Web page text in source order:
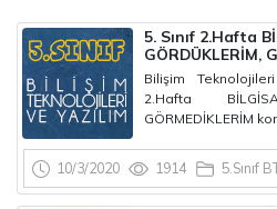
5. Sınıf 2.Hafta
GÖRDÜKLERİM,
Bilişim
2.Hafta
GÖRMEDİKLERİM
10/3/2020 1914 5.Sınıf